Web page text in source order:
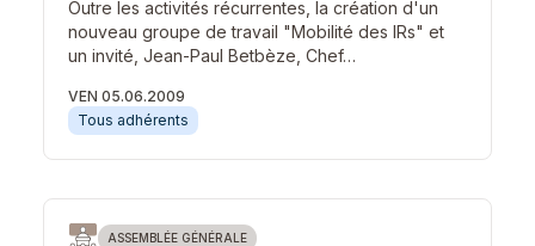
Outre les activités récurrentes, la création d'un
nouveau groupe de travail "Mobilité des IRs" et
un invité, Jean-Paul Betbèze, Chef…
VEN 05.06.2009
Tous adhérents
ASSEMBLÉE GÉNÉRALE